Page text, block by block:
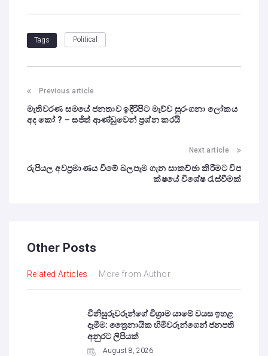
Tags Political
Previous article
මැතිවරණ සමයේ ජනතාව ඉදිරිපිට මැව්ව සුරංගනා ලෝකය
අද කෝ ? – සජිත් ආණ්ඩුවෙන් ප්‍රශ්න කරයි
Next article
රුපියල අවප්‍රමාණය වීමේ බලපෑම ගැන සාකච්ඡා කිරීමට විප
ක්ෂයේ විශේෂ රැස්වීමක්
Other Posts
Related Articles More from Author
විනිසුරුවරුන්ගේ විශ්‍රාම යාමේ වයස ඉහළ
දැමීම: ත්‍රෛනායික හිමිවරුන්ගෙන් ජනපති
අනුරට ලිපියක්
August 8, 2026